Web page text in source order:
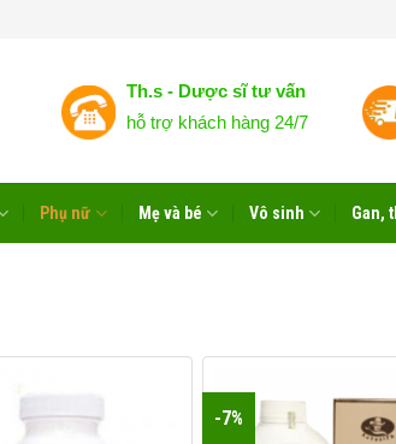
Th.s - Dược sĩ tư vấn
hỗ trợ khách hàng 24/7
Phụ nữ Mẹ và bé Vô sinh Gan,
-7%